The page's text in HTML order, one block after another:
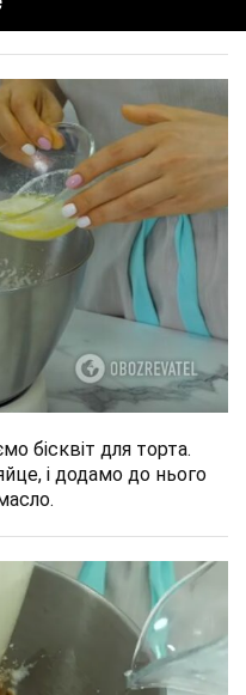
бісквіт для торта.
і додамо до нього